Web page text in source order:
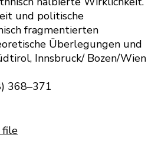
und politische
fragmentierten
Überlegungen und
Innsbruck/ Bozen/Wien
368–371
file